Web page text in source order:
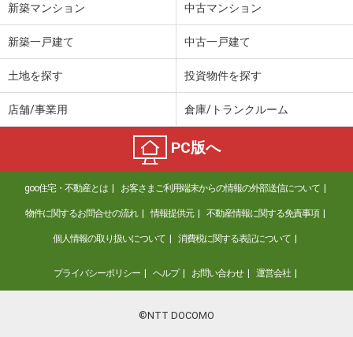
新築マンション 中古マンション
新築一戸建て 中古一戸建て
土地を探す 投資物件を探す
店舗/事業用 倉庫/トランクルーム
PC版へ
goo住宅・不動産とは お客さまご利用端末からの情報の外部送信について
物件に関するお問合せの流れ 情報提供元 不動産情報に関する免責事項
個人情報の取り扱いについて 消費税に関する表記について
プライバシーポリシー ヘルプ お問い合わせ 運営会社
©NTT DOCOMO